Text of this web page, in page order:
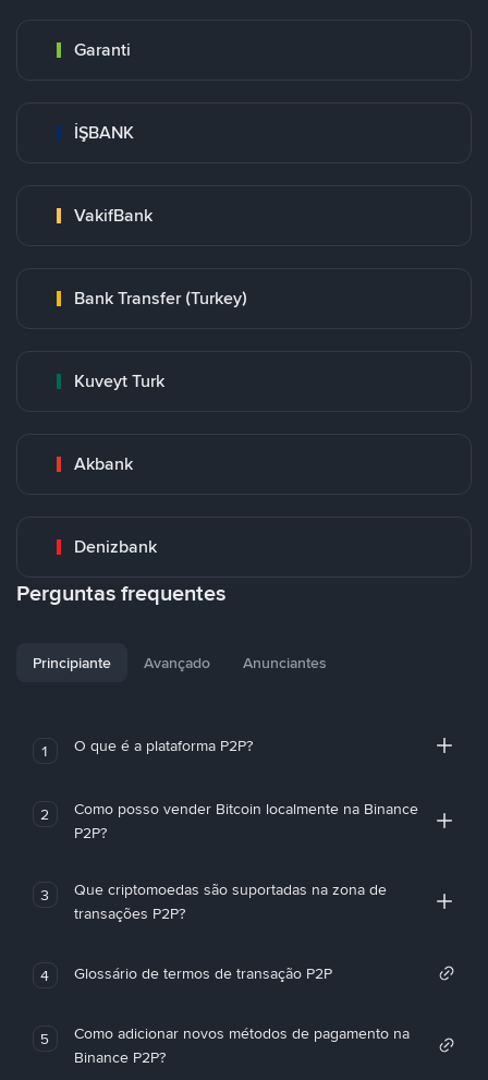
Garanti
İŞBANK
VakifBank
Bank Transfer (Turkey)
Kuveyt Turk
Akbank
Denizbank
Perguntas frequentes
Principiante Avançado Anunciantes
1 O que é a plataforma P2P?
2
Como posso vender Bitcoin localmente na Binance
P2P?
3
Que criptomoedas são suportadas na zona de
transações P2P?
4 Glossário de termos de transação P2P
5
Como adicionar novos métodos de pagamento na
Binance P2P?